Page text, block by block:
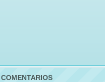
COMENTARIOS